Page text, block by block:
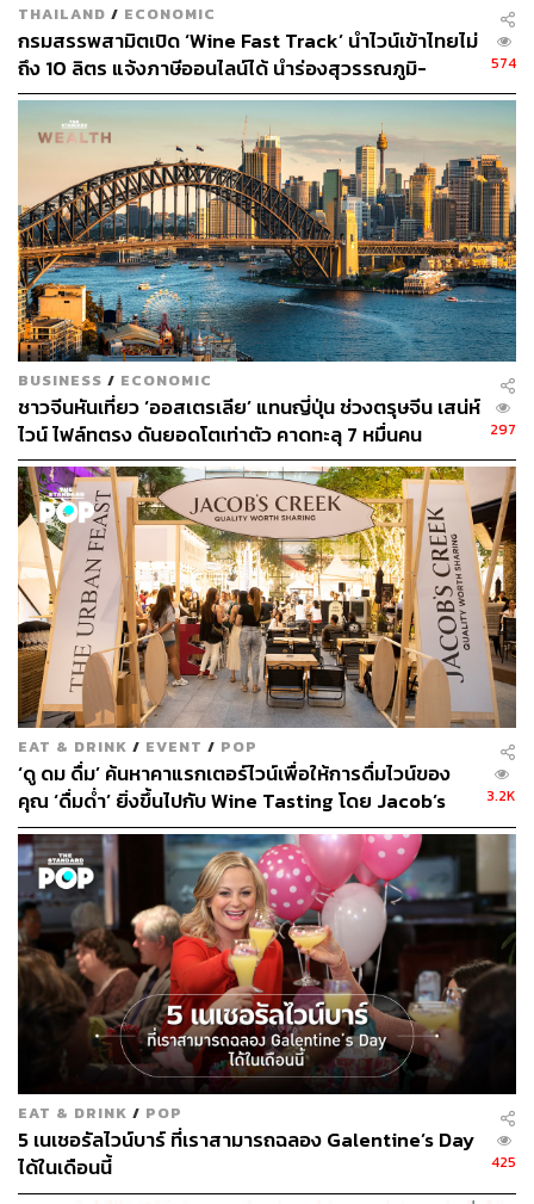
ส่วนผสม
ไวน์โรเซ 100มล.
สตรอว์เบอร์รีสด 1 ผล
ไข่ขาว 10 มล.
โยเกิร์ต 20 มล.
น้ำเชื่อมลิ้นจี่ 12 มล.
เหล้าคัมปารี 15 มล.
น้ำเชื่อมเข้มข้น 10มล.
ผงไอซิ่ง สำหรับตกแต่ง
ผงน้ำตาลทรายแดง สำหรับตกแต่ง
วิธีทำ
แต่งแก้วที่เปียกด้วยน้ำตาลไอซิ่ง โดยโรยให้รอบแก้ว
ใส่สตรอว์เบอร์รีสดลงในแก้วเชก แล้วบดให้ละเอียด
ใส่ส่วนผสมที่เหลือทั้งหมดตามลงไป จากนั้นจึงเชกแบบ
ไม่ใส่น้ำแข็ง
ลองชิมก่อน เพื่อเติมรสตามชอบ
ใส่น้ำแข็ง แล้วเชกอีกรอบจนเย็นได้ที่
กรองเครื่องดื่มใส่แก้ว
โรยผงน้ำตาลทรายแดง แล้วเสิร์ฟแบบเย็นเจี๊ยบ
Smokey Dry & Crisp (สำหรับเสิร์ฟ 1 ที่)
ไวน์สีหวานถูกแปลงโฉมให้เป็นค็อกเทลสำหรับช่วงเทศกาล
แก้วนี้เราเติมแต่งสีสันให้สดสวย อันเป็นตัวแทนแห่งการเฉลิม
ฉลอง เติมด้วยความซาบซ่าให้รู้สึกสดชื่น แถมยังรมควันด้วย
ไม้เชอร์รีวูด เติมกลิ่นหอมหวานแบบไม้ๆ ให้ความรู้สึกราวกับ
THAILAND / ECONOMIC
กรมสรรพสามิตเปิด ‘Wine Fast Track’ นำไวน์เข้าไทยไม่
ถึง 10 ลิตร แจ้งภาษีออนไลน์ได้ นำร่องสุวรรณภูมิ-
ดอนเมือง
574
BUSINESS / ECONOMIC
ชาวจีนหันเที่ยว ‘ออสเตรเลีย’ แทนญี่ปุ่น ช่วงตรุษจีน เสน่ห์
ไวน์ ไฟล์ทตรง ดันยอดโตเท่าตัว คาดทะลุ 7 หมื่นคน
297
EAT & DRINK / EVENT / POP
‘ดู ดม ดื่ม’ ค้นหาคาแรกเตอร์ไวน์เพื่อให้การดื่มไวน์ของ
คุณ ‘ดื่มด่ำ’ ยิ่งขึ้นไปกับ Wine Tasting โดย Jacob’s
Creek [ADVERTORIAL]
3.2K
EAT & DRINK / POP
5 เนเชอรัลไวน์บาร์ ที่เราสามารถฉลอง Galentine’s Day
ได้ในเดือนนี้
425